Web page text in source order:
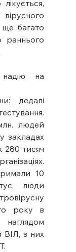
багато
на
дедалі
людей
закладах
280 тисяч
10
люди
року в
ВІЛ, з них